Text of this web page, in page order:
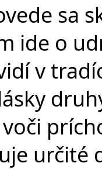
sa
ide o
v
určité